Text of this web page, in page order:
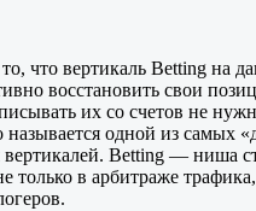
что вертикаль Betting на
восстановить свои
их со счетов не
называется одной из самых
Betting — ниша
только в арбитраже